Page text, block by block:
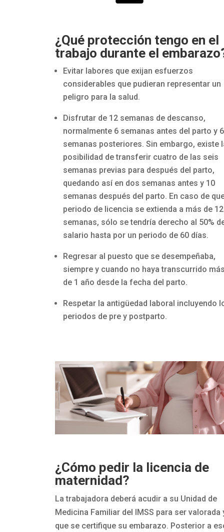
¿Qué protección tengo en el
trabajo durante el
Evitar labores que exijan esfuerzos
considerables que pudieran representar un
peligro para la salud.
Disfrutar de 12 semanas de descanso,
normalmente 6 semanas antes del parto y 6
semanas posteriores. Sin embargo, existe
posibilidad de transferir cuatro de las seis
semanas previas para después del parto,
quedando así en dos semanas antes y 10
semanas después del parto. En caso de
periodo de licencia se extienda a más de 12
semanas, sólo se tendría derecho al 50%
salario hasta por un periodo de 60 días.
Regresar al puesto que se desempeñaba,
siempre y cuando no haya transcurrido
de 1 año desde la fecha del parto.
Respetar la antigüedad laboral incluyendo
periodos de pre y postparto.
¿Cómo pedir la licencia de
maternidad?
La trabajadora deberá acudir a su Unidad de
Medicina Familiar del IMSS para ser valorada
que se certifique su embarazo. Posterior a